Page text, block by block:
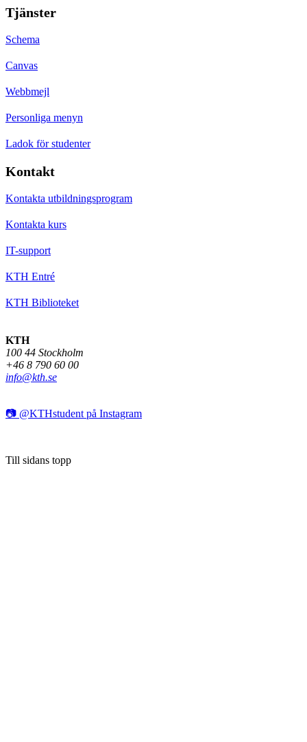
Tjänster
Schema
Canvas
Webbmejl
Personliga menyn
Ladok för studenter
Kontakt
Kontakta utbildningsprogram
Kontakta kurs
IT-support
KTH Entré
KTH Biblioteket
KTH
100 44 Stockholm
+46 8 790 60 00
info@kth.se
📷 @KTHstudent på Instagram
Till sidans topp